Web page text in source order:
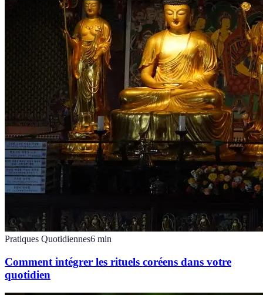
Pratiques Quotidiennes6 min
Comment intégrer les rituels coréens dans votre
quotidien